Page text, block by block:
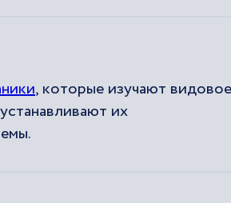
, которые изучают видовое
их